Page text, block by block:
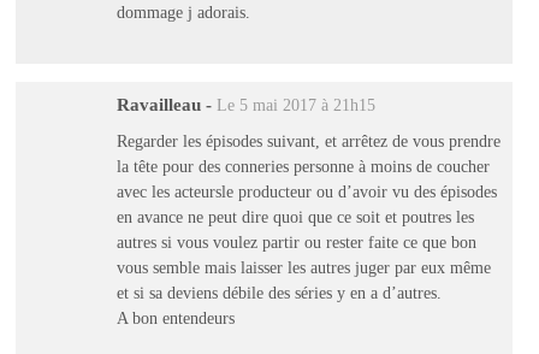
dommage j adorais.
Ravailleau - Le 5 mai 2017 à 21h15
Regarder les épisodes suivant, et arrêtez de vous prendre
la tête pour des conneries personne à moins de coucher
avec les acteursle producteur ou d’avoir vu des épisodes
en avance ne peut dire quoi que ce soit et poutres les
autres si vous voulez partir ou rester faite ce que bon
vous semble mais laisser les autres juger par eux même
et si sa deviens débile des séries y en a d’autres.
A bon entendeurs